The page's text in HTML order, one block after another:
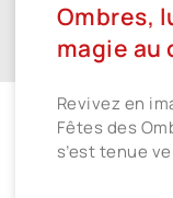
Ombres,
magie au
Revivez en
Fêtes des
s’est tenue